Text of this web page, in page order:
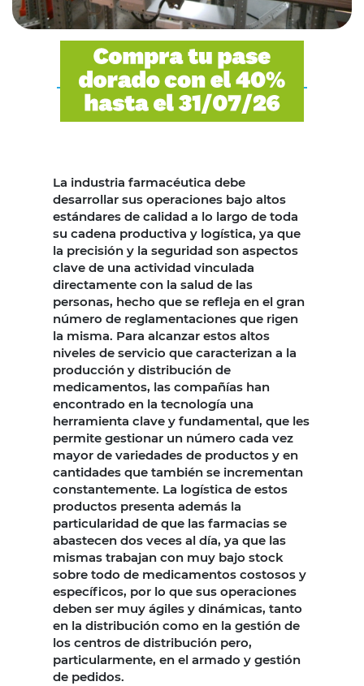
La industria farmacéutica debe
desarrollar sus operaciones bajo altos
estándares de calidad a lo largo de toda
su cadena productiva y logística, ya que
la precisión y la seguridad son aspectos
clave de una actividad vinculada
directamente con la salud de las
personas, hecho que se refleja en el gran
número de reglamentaciones que rigen
la misma. Para alcanzar estos altos
niveles de servicio que caracterizan a la
producción y distribución de
medicamentos, las compañías han
encontrado en la tecnología una
herramienta clave y fundamental, que les
permite gestionar un número cada vez
mayor de variedades de productos y en
cantidades que también se incrementan
constantemente. La logística de estos
productos presenta además la
particularidad de que las farmacias se
abastecen dos veces al día, ya que las
mismas trabajan con muy bajo stock
sobre todo de medicamentos costosos y
específicos, por lo que sus operaciones
deben ser muy ágiles y dinámicas, tanto
en la distribución como en la gestión de
los centros de distribución pero,
particularmente, en el armado y gestión
de pedidos.